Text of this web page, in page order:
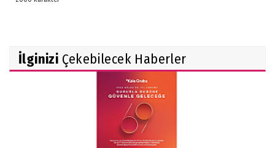
İlginizi Çekebilecek Haberler